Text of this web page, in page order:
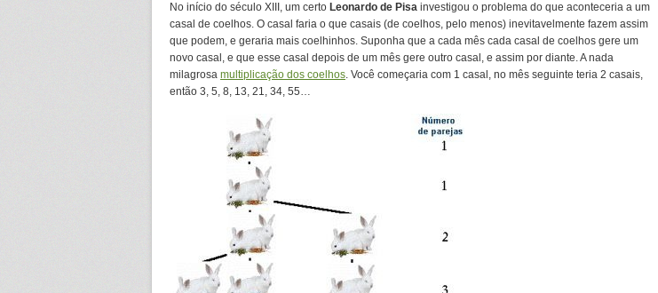
No início do século XIII, um certo Leonardo de Pisa investigou o problema do que aconteceria a um
casal de coelhos. O casal faria o que casais (de coelhos, pelo menos) inevitavelmente fazem assim
que podem, e geraria mais coelhinhos. Suponha que a cada mês cada casal de coelhos gere um
novo casal, e que esse casal depois de um mês gere outro casal, e assim por diante. A nada
milagrosa multiplicação dos coelhos. Você começaria com 1 casal, no mês seguinte teria 2 casais,
então 3, 5, 8, 13, 21, 34, 55…